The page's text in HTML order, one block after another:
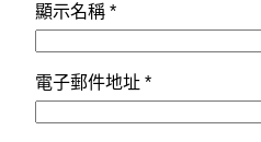
顯示名稱 *
電子郵件地址 *